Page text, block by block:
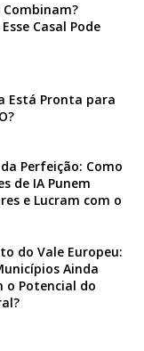
Combinam?
Casal Pode
Está Pronta para
Perfeição: Como
de IA Punem
e Lucram com o
do Vale Europeu:
Ainda
o Potencial do